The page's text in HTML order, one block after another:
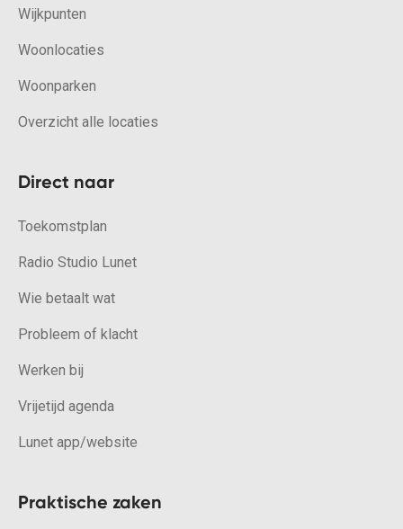
Wijkpunten
Woonlocaties
Woonparken
Overzicht alle locaties
Direct naar
Toekomstplan
Radio Studio Lunet
Wie betaalt wat
Probleem of klacht
Werken bij
Vrijetijd agenda
Lunet app/website
Praktische zaken